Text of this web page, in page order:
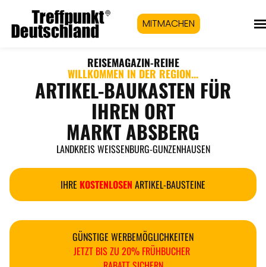
MITMACHEN
REISEMAGAZIN-REIHE
WILLKOMMEN IN DER REGION...
ARTIKEL-BAUKASTEN FÜR
IHREN ORT
MARKT ABSBERG
LANDKREIS WEISSENBURG-GUNZENHAUSEN
IHRE KOSTENLOSEN ARTIKEL-BAUSTEINE
GÜNSTIGE WERBEMÖGLICHKEITEN
JETZT BIS ZU 20% FRÜHBUCHER